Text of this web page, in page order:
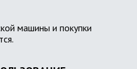
машины и покупки